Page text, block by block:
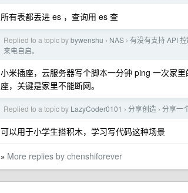
所有表都丢进 es ，查询用 es 查
Replied to a topic bybywenshu › NAS › 有没有支持 API
来电自启。
小米插座，云服务器写个脚本一分钟 ping 一次家
座，关键是家里不能断网。
Replied to a topic by LazyCoder0101 › 分享创造 › 分享一
可以用于小学生搭积木，学习写代码这种场景
» More replies by chenshiforever